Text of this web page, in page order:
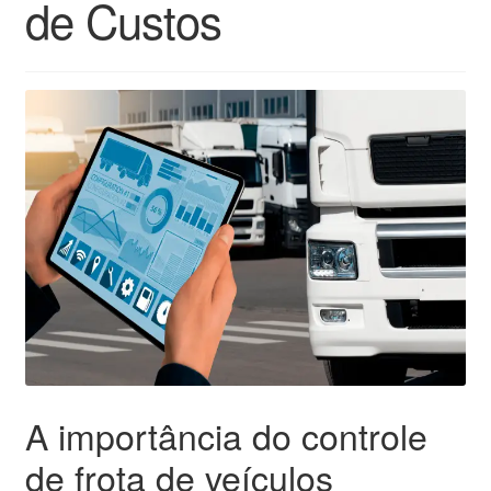
de Custos
A importância do controle
de frota de veículos